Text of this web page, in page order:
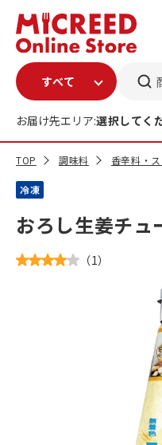
お届け先エリア:選択してく
TOP 調味料 香辛料・
冷凍
おろし生姜チ
（1）